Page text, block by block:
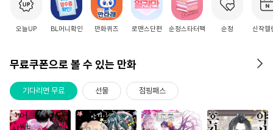
오늘UP BL머니확인 만화퀴즈 로맨스단편 순정스타터팩 순정 신작캘
무료쿠폰으로 볼 수 있는 만화
기다리면 무료 선물 점핑패스